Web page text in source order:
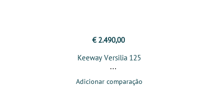
€ 2.490,00
Keeway Versilia 125
Adicionar comparação